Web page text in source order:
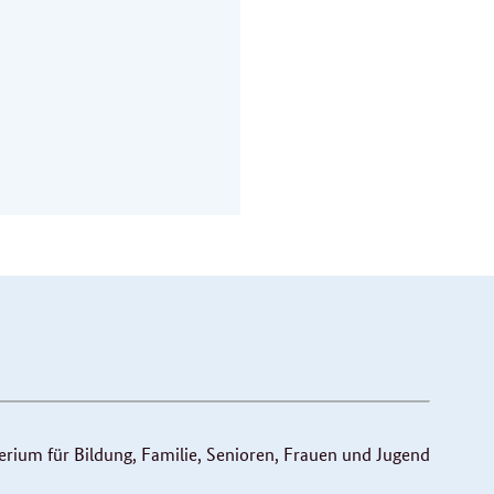
für Bildung, Familie, Senioren, Frauen und Jugend